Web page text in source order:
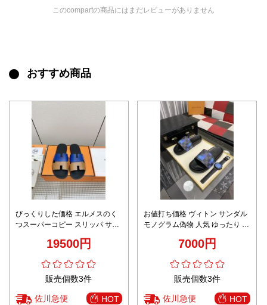
このcompartの商品にはまだレビューがありません
おすすめ商品
びっくりした価格 エルメスのく
つスーパーコピー スリッパ サン
19500円
販売個数3件
佐川急便 HOT
お値打ち価格 ヴィトン サンダル
モノグラム偽物 人気 ゆったり ス
7000円
販売個数3件
佐川急便 HOT